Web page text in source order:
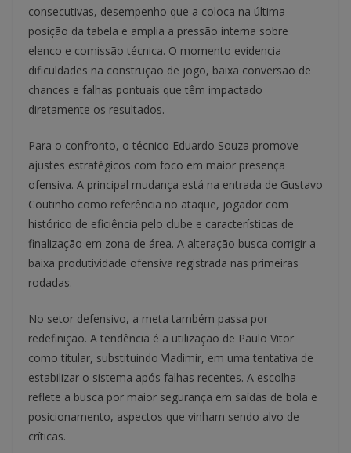
consecutivas, desempenho que a coloca na última
posição da tabela e amplia a pressão interna sobre
elenco e comissão técnica. O momento evidencia
dificuldades na construção de jogo, baixa conversão de
chances e falhas pontuais que têm impactado
diretamente os resultados.
Para o confronto, o técnico Eduardo Souza promove
ajustes estratégicos com foco em maior presença
ofensiva. A principal mudança está na entrada de Gustavo
Coutinho como referência no ataque, jogador com
histórico de eficiência pelo clube e características de
finalização em zona de área. A alteração busca corrigir a
baixa produtividade ofensiva registrada nas primeiras
rodadas.
No setor defensivo, a meta também passa por
redefinição. A tendência é a utilização de Paulo Vitor
como titular, substituindo Vladimir, em uma tentativa de
estabilizar o sistema após falhas recentes. A escolha
reflete a busca por maior segurança em saídas de bola e
posicionamento, aspectos que vinham sendo alvo de
críticas.